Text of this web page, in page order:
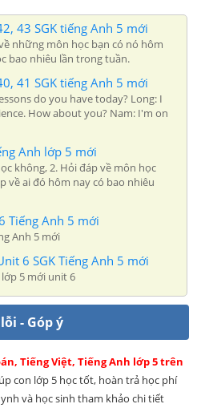
43 SGK tiếng Anh 5 mới
những môn học bạn có nó hôm
bao nhiêu lần trong tuần.
41 SGK tiếng Anh 5 mới
do you have today? Long: I
How about you? Nam: I'm on
Anh lớp 5 mới
không, 2. Hỏi đáp về môn học
về ai đó hôm nay có bao nhiêu
Tiếng Anh 5 mới
Anh 5 mới
6 SGK Tiếng Anh 5 mới
5 mới unit 6
- Góp ý
Tiếng Việt, Tiếng Anh lớp 5 trên
con lớp 5 học tốt, hoàn trả học phí
và học sinh tham khảo chi tiết